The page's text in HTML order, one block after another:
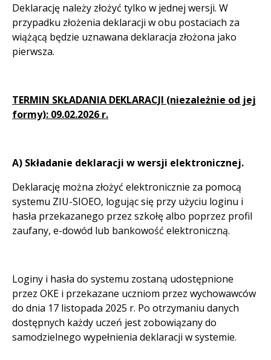
Deklarację należy złożyć tylko w jednej wersji. W
przypadku złożenia deklaracji w obu postaciach za
wiążącą będzie uznawana deklaracja złożona jako
pierwsza.
TERMIN SKŁADANIA DEKLARACJI (niezależnie od jej
formy): 09.02.2026 r.
A) Składanie deklaracji w wersji elektronicznej.
Deklarację można złożyć elektronicznie za pomocą
systemu ZIU-SIOEO, logując się przy użyciu loginu i
hasła przekazanego przez szkołę albo poprzez profil
zaufany, e-dowód lub bankowość elektroniczną.
Loginy i hasła do systemu zostaną udostępnione
przez OKE i przekazane uczniom przez wychowawców
do dnia 17 listopada 2025 r. Po otrzymaniu danych
dostępnych każdy uczeń jest zobowiązany do
samodzielnego wypełnienia deklaracji w systemie.